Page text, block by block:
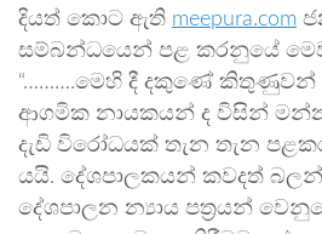
දියත් කොට ඇති meepura.com
සම්බන්ධයෙන් පළ කරනුයේ
“……….මෙහි දී දකුණේ
ආගමික නායකයන් ද විසින්
දැඩි විරෝධයක් තැන තැන
යයි. දේශපාලකයන් කවදත්
දේශපාලන න්‍යාය පත්‍රයන්